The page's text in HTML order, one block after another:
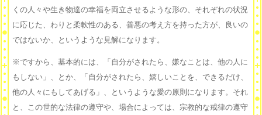
くの人々や生き物達の幸福を両立させるような形の、それぞれの状況
に応じた、わりと柔軟性のある、善悪の考え方を持った方が、良いの
ではないか、というような見解になります。
※ですから、基本的には、「自分がされたら、嫌なことは、他の人に
もしない」、とか、「自分がされたら、嬉しいことを、できるだけ、
他の人々にもしてあげる」、というような愛の原則になります。それ
と、この世的な法律の遵守や、場合によっては、宗教的な戒律の遵守